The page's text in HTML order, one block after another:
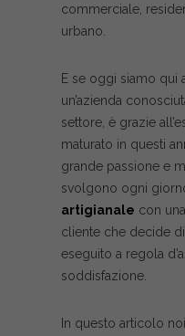
commerciale,
urbano.
E se oggi siamo qui
un’azienda
settore, è grazie
maturato in questi
grande passione e
svolgono ogni
artigianale con
cliente che decide
eseguito a regola
soddisfazione.
In questo articolo